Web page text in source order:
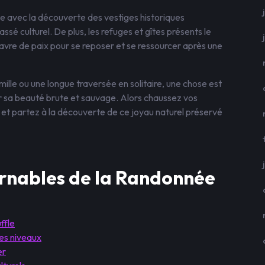
avec la découverte des vestiges historiques
culturel. De plus, les refuges et gîtes présents le
de paix pour se reposer et se ressourcer après une
ou une longue traversée en solitaire, une chose est
beauté brute et sauvage. Alors chaussez vos
partez à la découverte de ce joyau naturel préservé
de la Randonnée
niveaux